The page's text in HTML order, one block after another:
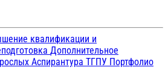
квалификации и
Дополнительное
Аспирантура ТГПУ Портфолио